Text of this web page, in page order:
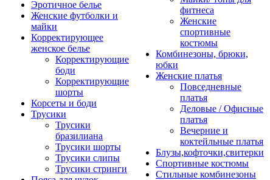
Эротичное белье
Женские футболки и
майки
Корректирующее
женское белье
Корректирующие
боди
Корректирующие
шорты
Корсеты и боди
Трусики
Трусики
бразилиана
Трусики шорты
Трусики слипы
Трусики стринги
фитнеса
Женские
спортивные
костюмы
Комбинезоны, брюки,
юбки
Женские платья
Повседневные
платья
Деловые / Офисные
платья
Вечерние и
коктейльные платья
Блузы,кофточки,свитерки
Спортивные костюмы
Стильные комбинезоны